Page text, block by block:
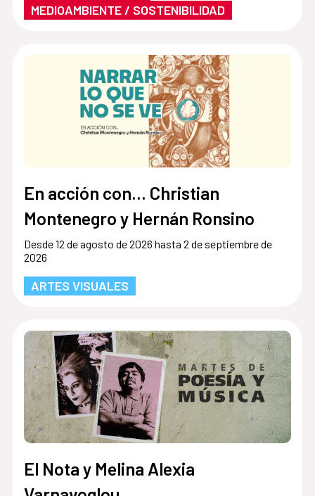
MEDIOAMBIENTE / SOSTENIBILIDAD
En acción con... Christian
Montenegro y Hernán Ronsino
Desde 12 de agosto de 2026 hasta 2 de septiembre de
2026
ARTES VISUALES
El Nota y Melina Alexia